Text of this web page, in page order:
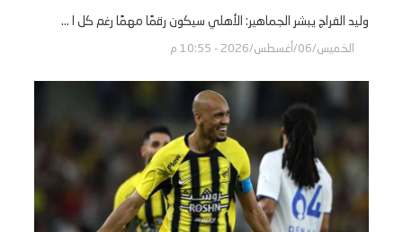
وليد الفراج يبشر الجماهير: الأهلي سيكون رقمًا مهمًا رغم كل ا ...
الخميس/06/أغسطس/2026 - 10:55 م